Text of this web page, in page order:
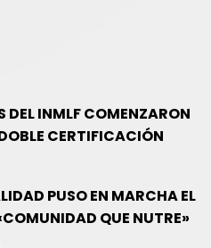
DEL INMLF COMENZARON
CERTIFICACIÓN
PUSO EN MARCHA EL
QUE NUTRE»